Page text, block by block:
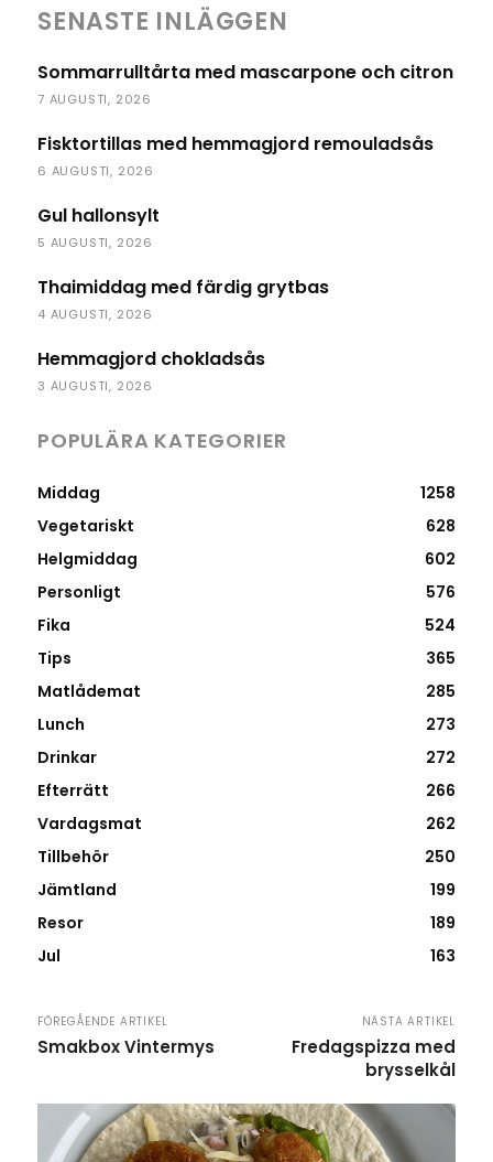
SENASTE INLÄGGEN
Sommarrulltårta med mascarpone och citron
7 AUGUSTI, 2026
Fisktortillas med hemmagjord remouladsås
6 AUGUSTI, 2026
Gul hallonsylt
5 AUGUSTI, 2026
Thaimiddag med färdig grytbas
4 AUGUSTI, 2026
Hemmagjord chokladsås
3 AUGUSTI, 2026
POPULÄRA KATEGORIER
Middag
1258
Vegetariskt
628
Helgmiddag
602
Personligt
576
Fika
524
Tips
365
Matlådemat
285
Lunch
273
Drinkar
272
Efterrätt
266
Vardagsmat
262
Tillbehör
250
Jämtland
199
Resor
189
Jul
163
FÖREGÅENDE ARTIKEL
Smakbox Vintermys
NÄSTA ARTIKEL
Fredagspizza med
brysselkål